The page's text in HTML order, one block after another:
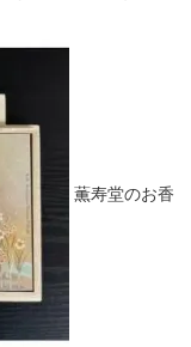
薫寿堂のお香